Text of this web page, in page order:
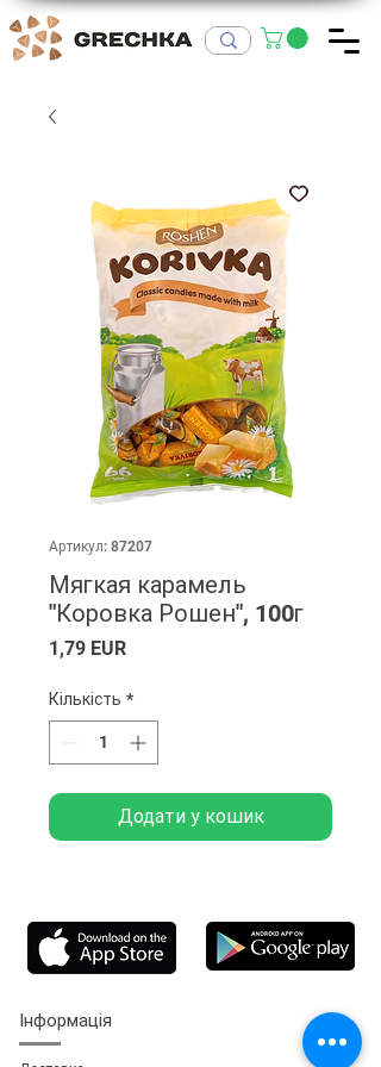
Артикул: 87207
Мягкая карамель
"Коровка Рошен", 100г
1,79 EURЦіна
Кількість *
Додати у кошик
Інформація